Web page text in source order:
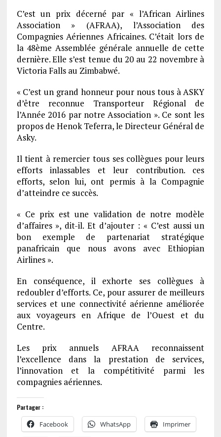
C’est un prix décerné par « l’African Airlines
Association » (AFRAA), l’Association des
Compagnies Aériennes Africaines. C’était lors de
la 48ème Assemblée générale annuelle de cette
dernière. Elle s’est tenue du 20 au 22 novembre à
Victoria Falls au Zimbabwé.
« C’est un grand honneur pour nous tous à ASKY
d’être reconnue Transporteur Régional de
l’Année 2016 par notre Association ». Ce sont les
propos de Henok Teferra, le Directeur Général de
Asky.
Il tient à remercier tous ses collègues pour leurs
efforts inlassables et leur contribution. ces
efforts, selon lui, ont permis à la Compagnie
d’atteindre ce succès.
« Ce prix est une validation de notre modèle
d’affaires », dit-il. Et d’ajouter : « C’est aussi un
bon exemple de partenariat stratégique
panafricain que nous avons avec Ethiopian
Airlines ».
En conséquence, il exhorte ses collègues à
redoubler d’efforts. Ce, pour assurer de meilleurs
services et une connectivité aérienne améliorée
aux voyageurs en Afrique de l’Ouest et du
Centre.
Les prix annuels AFRAA reconnaissent
l’excellence dans la prestation de services,
l’innovation et la compétitivité parmi les
compagnies aériennes.
Partager :
Facebook WhatsApp Imprimer